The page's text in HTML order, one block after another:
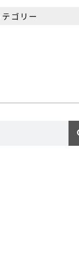
テゴリー